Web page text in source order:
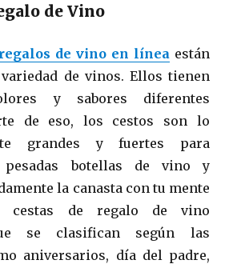
de Vino
regalos de vino en línea están
de vinos. Ellos tienen
y sabores diferentes
de eso, los cestos son lo
grandes y fuertes para
botellas de vino y
la canasta con tu mente
cestas de regalo de vino
se clasifican según las
aniversarios, día del padre,